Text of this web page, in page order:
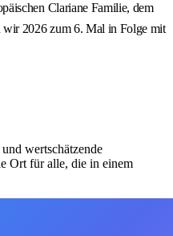
Clariane Familie, dem
wir 2026 zum 6. Mal in Folge mit
wertschätzende
Ort für alle, die in einem